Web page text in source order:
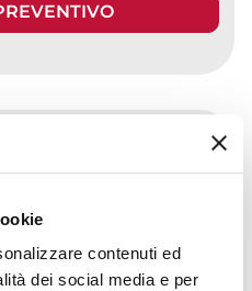
contenuti ed
dei social media e per
13,5 x 4 x 1,3 cm